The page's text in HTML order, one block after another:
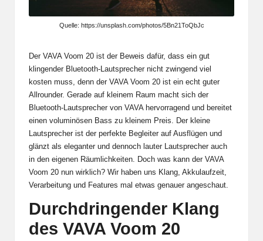
Quelle: https://unsplash.com/photos/5Bn21ToQbJc
Der VAVA Voom 20 ist der Beweis dafür, dass ein gut
klingender Bluetooth-Lautsprecher nicht zwingend viel
kosten muss, denn der VAVA Voom 20 ist ein echt guter
Allrounder. Gerade auf kleinem Raum macht sich der
Bluetooth-Lautsprecher von VAVA hervorragend und bereitet
einen voluminösen Bass zu kleinem Preis. Der kleine
Lautsprecher ist der perfekte Begleiter auf Ausflügen und
glänzt als eleganter und dennoch lauter Lautsprecher auch
in den eigenen Räumlichkeiten. Doch was kann der VAVA
Voom 20 nun wirklich? Wir haben uns Klang, Akkulaufzeit,
Verarbeitung und Features mal etwas genauer angeschaut.
Durchdringender Klang
des VAVA Voom 20